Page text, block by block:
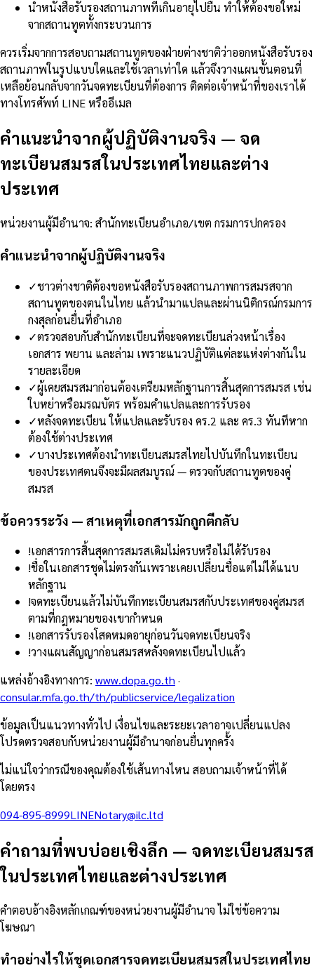
นำหนังสือรับรองสถานภาพที่เกินอายุไปยื่น ทำให้ต้องขอใหม่
จากสถานทูตทั้งกระบวนการ
ควรเริ่มจากการสอบถามสถานทูตของฝ่ายต่างชาติว่าออกหนังสือรับรอง
สถานภาพในรูปแบบใดและใช้เวลาเท่าใด แล้วจึงวางแผนขั้นตอนที่
เหลือย้อนกลับจากวันจดทะเบียนที่ต้องการ ติดต่อเจ้าหน้าที่ของเราได้
ทางโทรศัพท์ LINE หรืออีเมล
คำแนะนำจากผู้ปฏิบัติงานจริง — จด
ทะเบียนสมรสในประเทศไทยและต่าง
ประเทศ
หน่วยงานผู้มีอำนาจ: สำนักทะเบียนอำเภอ/เขต กรมการปกครอง
คำแนะนำจากผู้ปฏิบัติงานจริง
✓ชาวต่างชาติต้องขอหนังสือรับรองสถานภาพการสมรสจาก
สถานทูตของตนในไทย แล้วนำมาแปลและผ่านนิติกรณ์กรมการ
กงสุลก่อนยื่นที่อำเภอ
✓ตรวจสอบกับสำนักทะเบียนที่จะจดทะเบียนล่วงหน้าเรื่อง
เอกสาร พยาน และล่าม เพราะแนวปฏิบัติแต่ละแห่งต่างกันใน
รายละเอียด
✓ผู้เคยสมรสมาก่อนต้องเตรียมหลักฐานการสิ้นสุดการสมรส เช่น
ใบหย่าหรือมรณบัตร พร้อมคำแปลและการรับรอง
✓หลังจดทะเบียน ให้แปลและรับรอง คร.2 และ คร.3 ทันทีหาก
ต้องใช้ต่างประเทศ
✓บางประเทศต้องนำทะเบียนสมรสไทยไปบันทึกในทะเบียน
ของประเทศตนจึงจะมีผลสมบูรณ์ — ตรวจกับสถานทูตของคู่
สมรส
ข้อควรระวัง — สาเหตุที่เอกสารมักถูกตีกลับ
!เอกสารการสิ้นสุดการสมรสเดิมไม่ครบหรือไม่ได้รับรอง
!ชื่อในเอกสารชุดไม่ตรงกันเพราะเคยเปลี่ยนชื่อแต่ไม่ได้แนบ
หลักฐาน
!จดทะเบียนแล้วไม่บันทึกทะเบียนสมรสกับประเทศของคู่สมรส
ตามที่กฎหมายของเขากำหนด
!เอกสารรับรองโสดหมดอายุก่อนวันจดทะเบียนจริง
!วางแผนสัญญาก่อนสมรสหลังจดทะเบียนไปแล้ว
แหล่งอ้างอิงทางการ: www.dopa.go.th ·
consular.mfa.go.th/th/publicservice/legalization
ข้อมูลเป็นแนวทางทั่วไป เงื่อนไขและระยะเวลาอาจเปลี่ยนแปลง
โปรดตรวจสอบกับหน่วยงานผู้มีอำนาจก่อนยื่นทุกครั้ง
ไม่แน่ใจว่ากรณีของคุณต้องใช้เส้นทางไหน สอบถามเจ้าหน้าที่ได้
โดยตรง
094-895-8999LINENotary@ilc.ltd
คำถามที่พบบ่อยเชิงลึก — จดทะเบียนสมรส
ในประเทศไทยและต่างประเทศ
คำตอบอ้างอิงหลักเกณฑ์ของหน่วยงานผู้มีอำนาจ ไม่ใช่ข้อความ
โฆษณา
ทำอย่างไรให้ชุดเอกสารจดทะเบียนสมรสในประเทศไทย